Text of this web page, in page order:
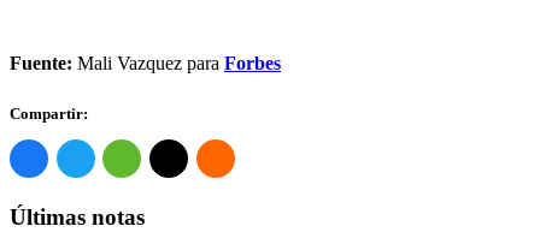
Fuente: Mali Vazquez para Forbes
Compartir:
Últimas notas